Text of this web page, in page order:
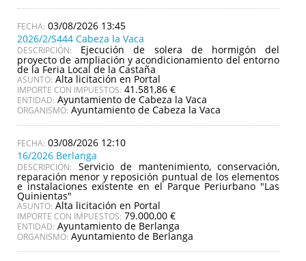
03/08/2026 13:45
2026/2/S444 Cabeza la Vaca
DESCRIPCIÓN: Ejecución de solera de hormigón del
proyecto de ampliación y acondicionamiento del entorno
de la Feria Local de la Castaña
ASUNTO: Alta licitación en Portal
IMPORTE CON IMPUESTOS: 41.581,86 €
ENTIDAD: Ayuntamiento de Cabeza la Vaca
ORGANISMO: Ayuntamiento de Cabeza la Vaca
03/08/2026 12:10
16/2026 Berlanga
DESCRIPCIÓN: Servicio de mantenimiento, conservación,
reparación menor y reposición puntual de los elementos
e instalaciones existente en el Parque Periurbano "Las
Quinientas"
ASUNTO: Alta licitación en Portal
IMPORTE CON IMPUESTOS: 79.000,00 €
ENTIDAD: Ayuntamiento de Berlanga
ORGANISMO: Ayuntamiento de Berlanga